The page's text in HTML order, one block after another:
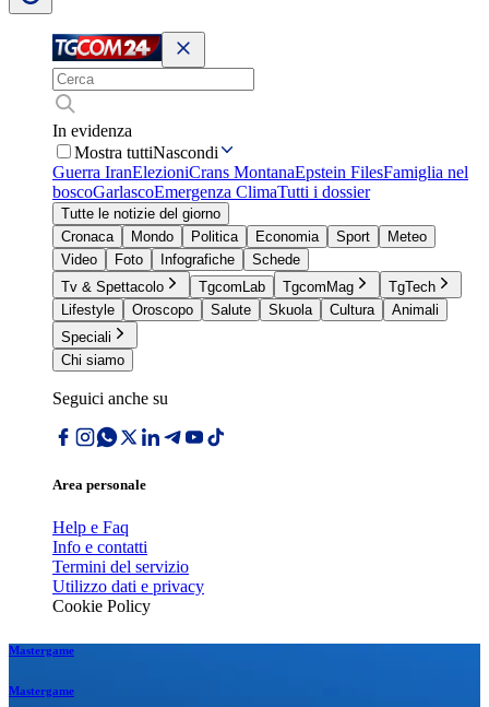
In evidenza
Mostra tuttiNascondi
Guerra IranElezioniCrans MontanaEpstein FilesFamiglia nel
boscoGarlascoEmergenza ClimaTutti i dossier
Tutte le notizie del giorno
Cronaca
Mondo Politica Economia Sport
Meteo
Video
Foto Infografiche
Schede
Tv & Spettacolo
TgcomLab TgcomMag
TgTech
Lifestyle
Oroscopo Salute Skuola Cultura
Animali
Speciali
Chi siamo
Seguici anche su
Area personale
Help e Faq
Info e contatti
Termini del servizio
Utilizzo dati e privacy
Cookie Policy
Mastergame
Mastergame